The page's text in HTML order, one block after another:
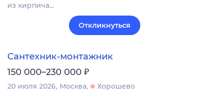
из кирпича…
Откликнуться
Сантехник-монтажник
150 000–230 000 ₽
20 июля 2026 Москва
Хорошево